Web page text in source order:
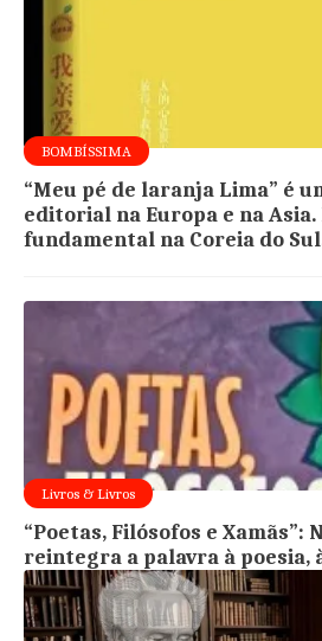
BOMBÍSSIMA
“Meu pé de laranja Lima” é
editorial na Europa e na
fundamental na Coreia do
Livros & Livros
“Poetas, Filósofos e Xamãs”:
reintegra a palavra à poesia,